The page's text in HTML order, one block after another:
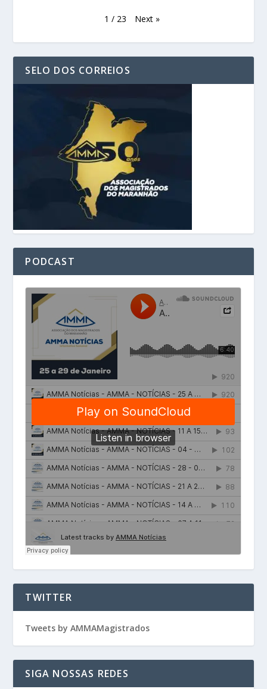
1 / 23 Next »
SELO DOS CORREIOS
PODCAST
TWITTER
Tweets by AMMAMagistrados
SIGA NOSSAS REDES